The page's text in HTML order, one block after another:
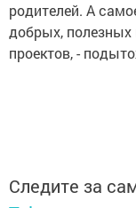
родителей. А
добрых, полезных
проектов, -
Следите за